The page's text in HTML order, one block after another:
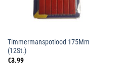
Timmermanspotlood 175Mm
(12St.)
€3.99